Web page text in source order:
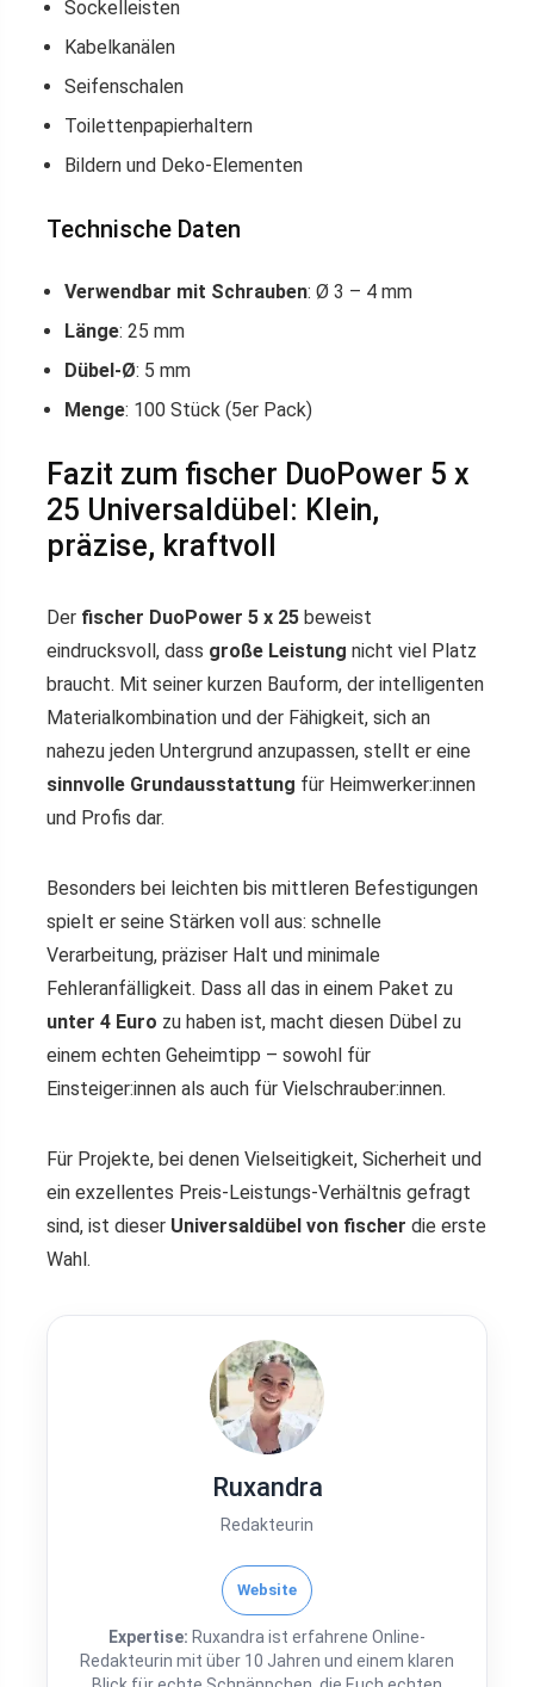
Sockelleisten
Kabelkanälen
Seifenschalen
Toilettenpapierhaltern
Bildern und Deko-Elementen
Technische Daten
Verwendbar mit Schrauben: Ø 3 – 4 mm
Länge: 25 mm
Dübel-Ø: 5 mm
Menge: 100 Stück (5er Pack)
Fazit zum fischer DuoPower 5 x
25 Universaldübel: Klein,
präzise, kraftvoll
Der fischer DuoPower 5 x 25 beweist
eindrucksvoll, dass große Leistung nicht viel Platz
braucht. Mit seiner kurzen Bauform, der intelligenten
Materialkombination und der Fähigkeit, sich an
nahezu jeden Untergrund anzupassen, stellt er eine
sinnvolle Grundausstattung für Heimwerker:innen
und Profis dar.
Besonders bei leichten bis mittleren Befestigungen
spielt er seine Stärken voll aus: schnelle
Verarbeitung, präziser Halt und minimale
Fehleranfälligkeit. Dass all das in einem Paket zu
unter 4 Euro zu haben ist, macht diesen Dübel zu
einem echten Geheimtipp – sowohl für
Einsteiger:innen als auch für Vielschrauber:innen.
Für Projekte, bei denen Vielseitigkeit, Sicherheit und
ein exzellentes Preis-Leistungs-Verhältnis gefragt
sind, ist dieser Universaldübel von fischer die erste
Wahl.
Ruxandra
Redakteurin
Website
Expertise: Ruxandra ist erfahrene Online-
Redakteurin mit über 10 Jahren und einem klaren